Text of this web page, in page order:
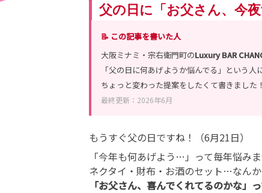
父の日に「お父さん、今
📝 この記事を書いた人
大阪ミナミ・宗右衛門町のLuxury BAR
「父の日に何あげようか悩んでる」という人
ちょっと変わった提案をしたくて書きました！
最終更新：2026年6月
もうすぐ父の日ですね！（6月21日）
「今年も何あげよう…」って毎年悩み
ネクタイ・財布・お酒のセット…なんか
「お父さん、喜んでくれてるのかな」